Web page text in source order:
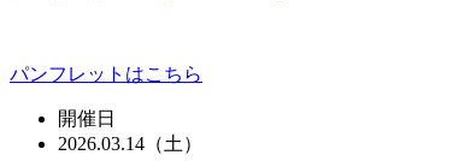
パンフレットはこちら
開催日
2026.03.14（土）